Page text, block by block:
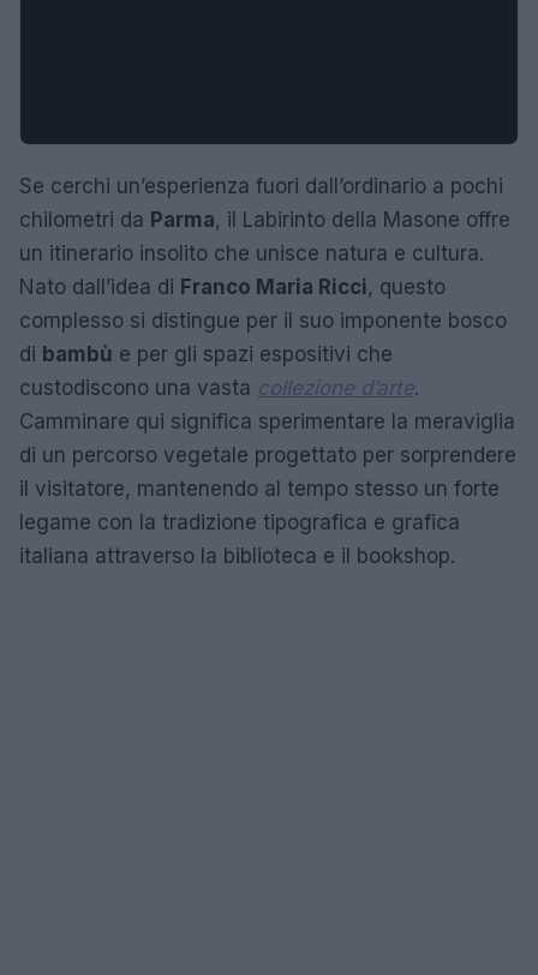
Se cerchi un’esperienza fuori dall’ordinario a pochi
chilometri da Parma, il Labirinto della Masone offre
un itinerario insolito che unisce natura e cultura.
Nato dall’idea di Franco Maria Ricci, questo
complesso si distingue per il suo imponente bosco
di bambù e per gli spazi espositivi che
custodiscono una vasta collezione d’arte.
Camminare qui significa sperimentare la meraviglia
di un percorso vegetale progettato per sorprendere
il visitatore, mantenendo al tempo stesso un forte
legame con la tradizione tipografica e grafica
italiana attraverso la biblioteca e il bookshop.